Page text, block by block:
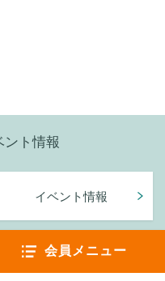
ント情報
イベント情報
会員メニュー